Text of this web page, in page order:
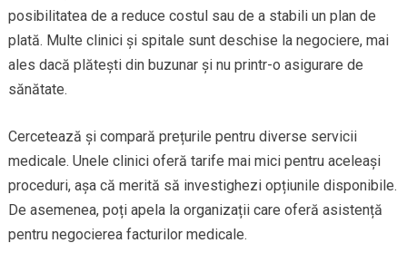
posibilitatea de a reduce costul sau de a stabili un plan de
plată. Multe clinici și spitale sunt deschise la negociere, mai
ales dacă plătești din buzunar și nu printr-o asigurare de
sănătate.
Cercetează și compară prețurile pentru diverse servicii
medicale. Unele clinici oferă tarife mai mici pentru aceleași
proceduri, așa că merită să investighezi opțiunile disponibile.
De asemenea, poți apela la organizații care oferă asistență
pentru negocierea facturilor medicale.